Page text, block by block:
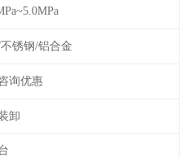
锈钢/铝合金
询优惠
卸